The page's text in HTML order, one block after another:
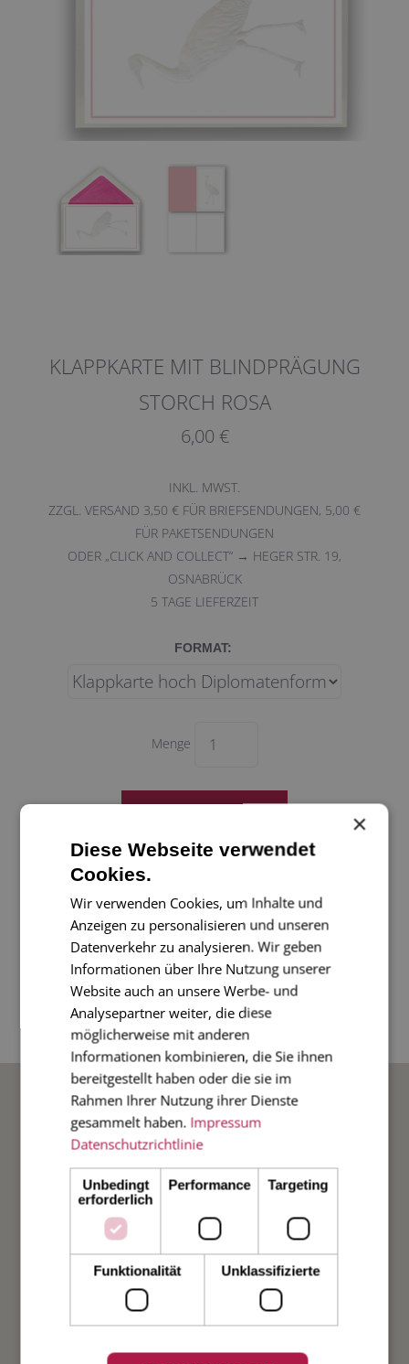
KLAPPKARTE MIT BLINDPRÄGUNG
STORCH ROSA
6,00 €
INKL. MWST.
ZZGL. VERSAND 3,50 € FÜR BRIEFSENDUNGEN, 5,00 €
FÜR PAKETSENDUNGEN
ODER „CLICK AND COLLECT“ → HEGER STR. 19,
OSNABRÜCK
5 TAGE LIEFERZEIT
FORMAT:
Menge
Eine wunderschöne Karte zur Geburt oder zur
Taufe. Mit der Blindprägung des Storches und
dem zarten Rahmen ist die Karte edel und
raffiniert gestaltet.
4-seitige Klappkarte im Diplomatenformat 11 x
17 cm, mit bordeaux gefüttertem Umschlag.
BELIEBTE ANLÄSSE
Hochzeit
Weihnachten
×
Diese Webseite verwendet
Cookies.
Wir verwenden Cookies, um Inhalte und
Anzeigen zu personalisieren und unseren
Datenverkehr zu analysieren. Wir geben
Informationen über Ihre Nutzung unserer
Website auch an unsere Werbe- und
Analysepartner weiter, die diese
möglicherweise mit anderen
Informationen kombinieren, die Sie ihnen
bereitgestellt haben oder die sie im
Rahmen Ihrer Nutzung ihrer Dienste
gesammelt haben. Impressum
Datenschutzrichtlinie
Unbedingt
erforderlich
Performance Targeting
Funktionalität Unklassifizierte